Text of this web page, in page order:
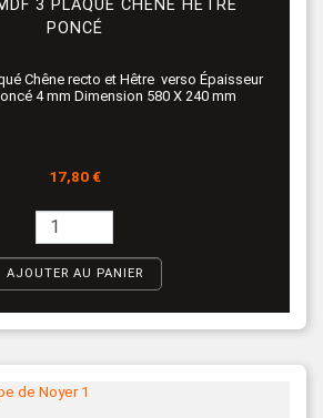
3 PLAQUÉ CHÊNE HÊTRE
PONCÉ
Chêne recto et Hêtre verso Épaisseur
4 mm Dimension 580 X 240 mm
Prix
17,80 €
AJOUTER AU PANIER